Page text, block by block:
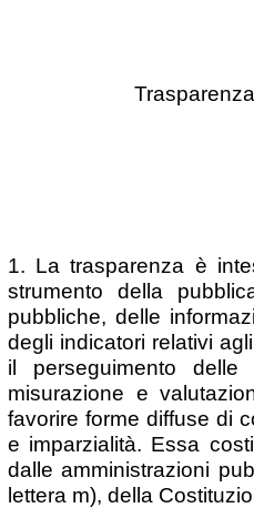
1. La trasparenza è
strumento della
pubbliche, delle
degli indicatori relativi
il perseguimento
misurazione e
favorire forme diffuse di
e imparzialità. Essa
dalle amministrazioni
lettera m), della